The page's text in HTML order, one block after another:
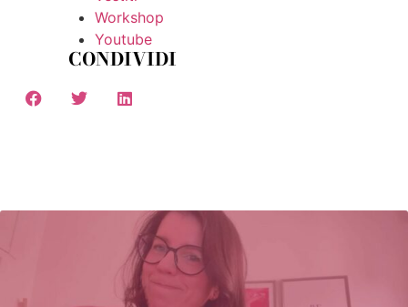
Workshop
Youtube
CONDIVIDI